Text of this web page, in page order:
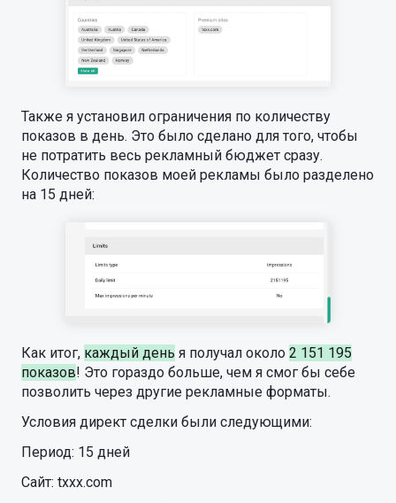
Также я установил ограничения по количеству
показов в день. Это было сделано для того, чтобы
не потратить весь рекламный бюджет сразу.
Количество показов моей рекламы было разделено
на 15 дней:
Как итог, каждый день я получал около 2 151 195
показов! Это гораздо больше, чем я смог бы себе
позволить через другие рекламные форматы.
Условия директ сделки были следующими:
Период: 15 дней
Сайт: txxx.com